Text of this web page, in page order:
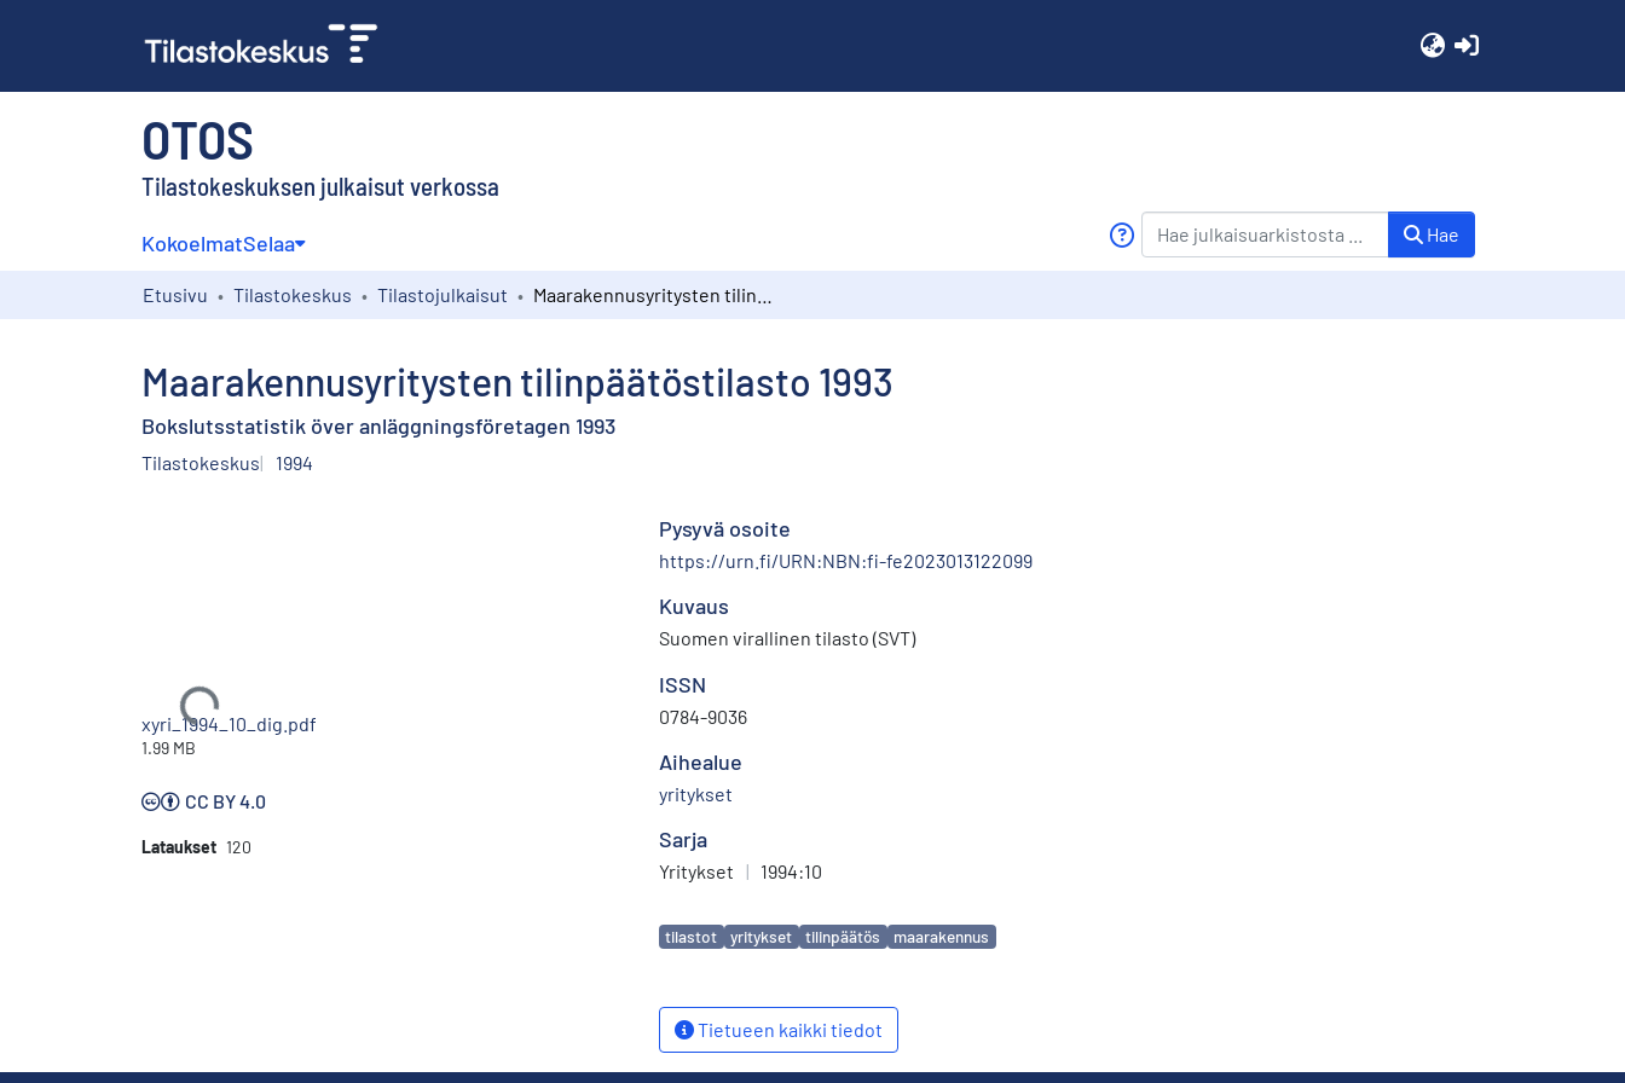
OTOS
Tilastokeskuksen julkaisut verkossa
KokoelmatSelaa Hae
Etusivu Tilastokeskus Tilastojulkaisut
Maarakennusyritysten tilinpäätöstilasto 1993
Bokslutsstatistik över anläggningsföretagen 1993
Tilastokeskus 1994
Ladataan...
xyri_1994_10_dig.pdf
1.99 MB
CC BY 4.0
Lataukset 120
Pysyvä osoite
https://urn.fi/URN:NBN:fi-fe2023013122099
Kuvaus
Suomen virallinen tilasto (SVT)
ISSN
0784-9036
Aihealue
yritykset
Sarja
Yritykset | 1994:10
Avainsanat
tilastot yritykset tilinpäätös maarakennus
Tietueen kaikki tiedot